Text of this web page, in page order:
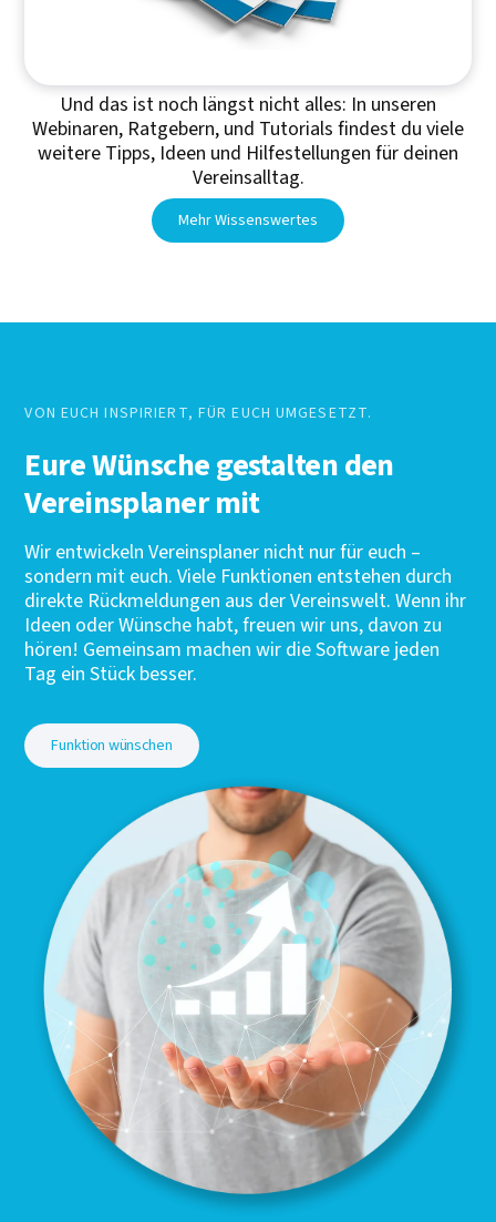
Und das ist noch längst nicht alles: In unseren
Webinaren, Ratgebern, und Tutorials findest du viele
weitere Tipps, Ideen und Hilfestellungen für deinen
Vereinsalltag.
Mehr Wissenswertes
VON EUCH INSPIRIERT, FÜR EUCH UMGESETZT.
Eure Wünsche gestalten den
Vereinsplaner mit
Wir entwickeln Vereinsplaner nicht nur für euch –
sondern mit euch. Viele Funktionen entstehen durch
direkte Rückmeldungen aus der Vereinswelt. Wenn ihr
Ideen oder Wünsche habt, freuen wir uns, davon zu
hören! Gemeinsam machen wir die Software jeden
Tag ein Stück besser.
Funktion wünschen